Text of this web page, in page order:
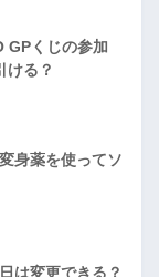
GPくじの参加
ける？
身薬を使ってソ
は変更できる？